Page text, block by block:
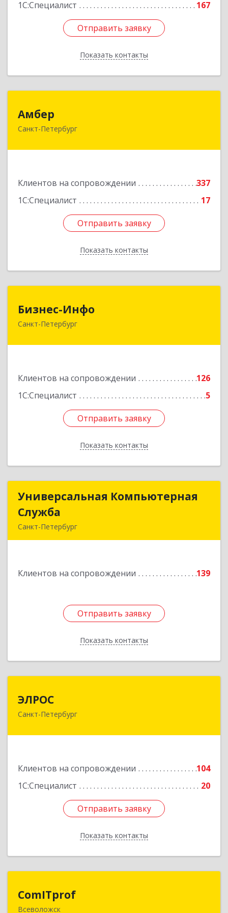
1С:Специалист 167
Отправить заявку
Показать контакты
Отправить заявку
Назад
Амбер
Санкт-Петербург
Клиентов на сопровождении
337
1С:Специалист
17
Отправить заявку
Показать контакты
191119, Санкт-Петербург г, Правды ул, дом №
Отправить заявку
Назад
Бизнес-Инфо
Санкт-Петербург
Клиентов на сопровождении
126
1С:Специалист
5
Отправить заявку
Показать контакты
191119, Санкт-Петербург г, Константина
Подробнее
Отправить заявку
Назад
Универсальная Компьютерная
Служба
Санкт-Петербург
Клиентов на сопровождении 139
Отправить заявку
Показать контакты
Универсальная Компьютерная
Подробнее
Отправить заявку
Назад
ЭЛРОС
Санкт-Петербург
Клиентов на сопровождении
104
1С:Специалист
20
Отправить заявку
Показать контакты
191024, Санкт-Петербург г, Тележная ул, дом №
Отправить заявку
Назад
ComITprof
Всеволожск